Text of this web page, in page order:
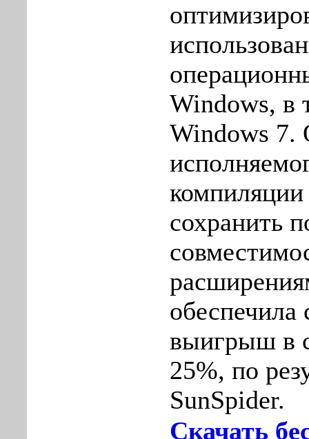
Windows, в
Windows 7.
сохранить
выигрыш в
25%, по
SunSpider.
Скачать